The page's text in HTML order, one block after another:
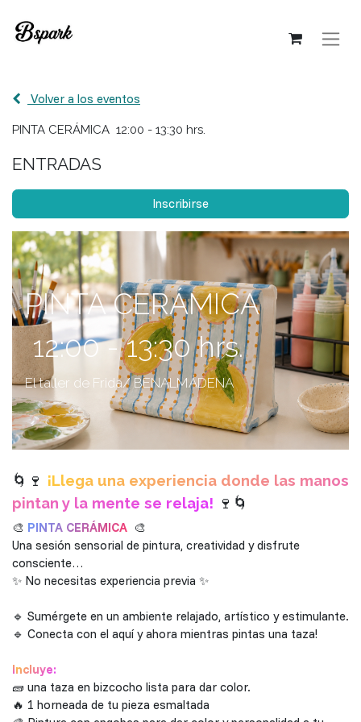
Volver a los eventos
PINTA CERÁMICA 12:00 - 13:30 hrs.
ENTRADAS
Inscribirse
PINTA CERÁMICA
12:00 - 13:30 hrs.
El taller de Frida/ BENALMÁDENA
🌀🍷 ¡Llega una experiencia donde las manos
pintan y la mente se relaja! 🍷🌀
🎨 PINTA CERÁMICA 🎨
Una sesión sensorial de pintura, creatividad y disfrute
consciente…
✨ No necesitas experiencia previa ✨
🔹 Sumérgete en un ambiente relajado, artístico y estimulante.
🔹 Conecta con el aquí y ahora mientras pintas una taza!
Incluye:
🧱 una taza en bizcocho lista para dar color.
🔥 1 horneada de tu pieza esmaltada